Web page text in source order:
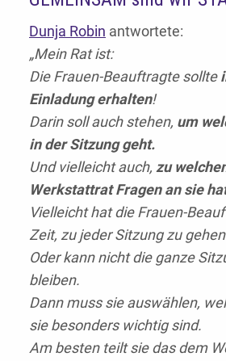
Dunja Robin antwortete:
„Mein Rat ist:
Die Frauen-Beauftragte sollte
Einladung erhalten!
Darin soll auch stehen, um
in der Sitzung geht.
Und vielleicht auch, zu
Werkstattrat Fragen an sie
Vielleicht hat die Frauen-
Zeit, zu jeder Sitzung zu
Oder kann nicht die ganze
bleiben.
Dann muss sie auswählen,
sie besonders wichtig sind.
Am besten teilt sie das dem